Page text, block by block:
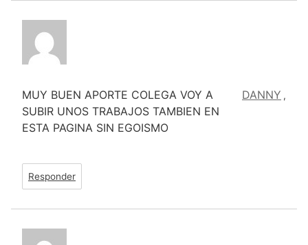
DANNY ,
MUY BUEN APORTE COLEGA VOY A
SUBIR UNOS TRABAJOS TAMBIEN EN
ESTA PAGINA SIN EGOISMO
Responder